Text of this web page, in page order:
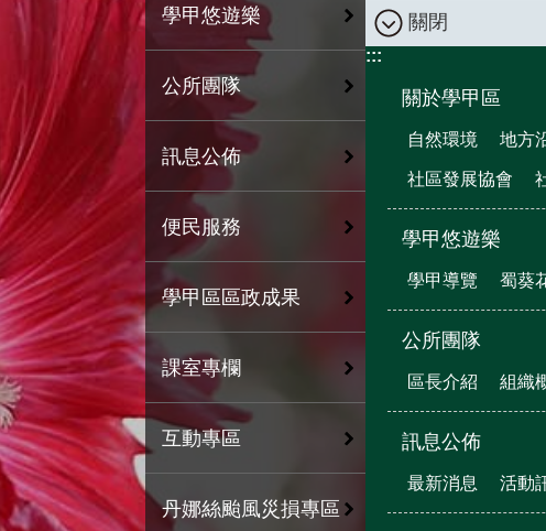
學甲悠遊樂
公所團隊
訊息公佈
便民服務
學甲區區政成果
課室專欄
互動專區
丹娜絲颱風災損專區
關閉
:::
關於學甲區
自然環境 地方
社區發展協會
學甲悠遊樂
學甲導覽 蜀葵
公所團隊
區長介紹 組織
訊息公佈
最新消息 活動